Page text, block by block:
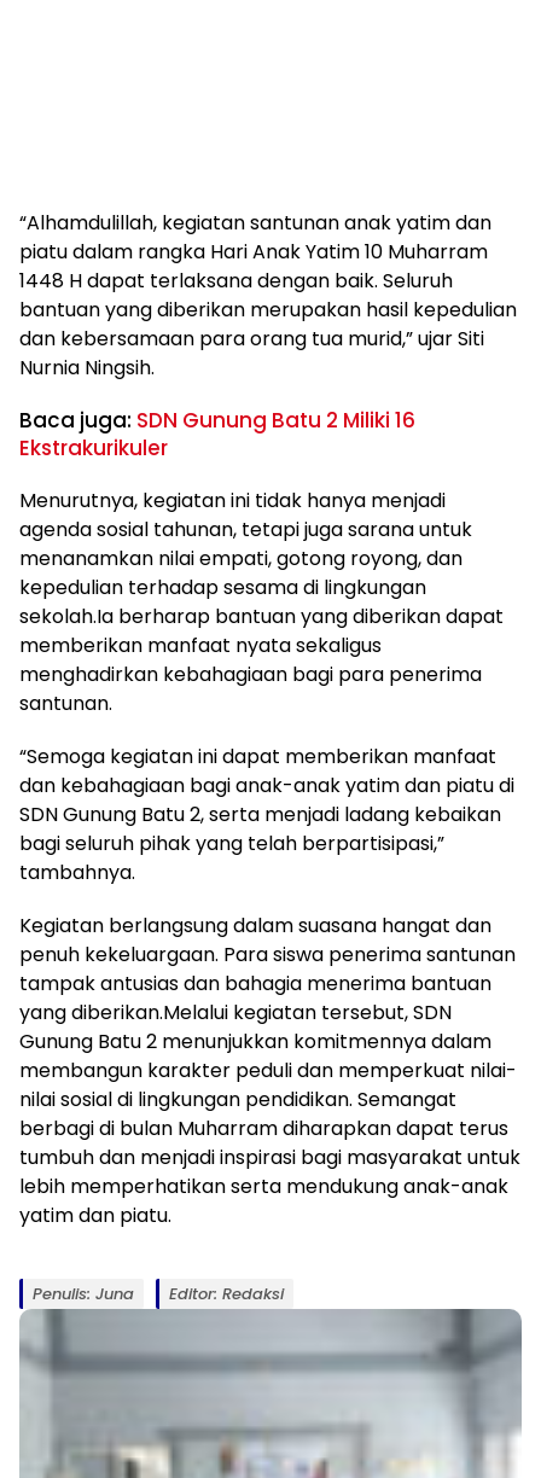
“Alhamdulillah, kegiatan santunan anak yatim dan
piatu dalam rangka Hari Anak Yatim 10 Muharram
1448 H dapat terlaksana dengan baik. Seluruh
bantuan yang diberikan merupakan hasil kepedulian
dan kebersamaan para orang tua murid,” ujar Siti
Nurnia Ningsih.
Baca juga: SDN Gunung Batu 2 Miliki 16
Ekstrakurikuler
Menurutnya, kegiatan ini tidak hanya menjadi
agenda sosial tahunan, tetapi juga sarana untuk
menanamkan nilai empati, gotong royong, dan
kepedulian terhadap sesama di lingkungan
sekolah.Ia berharap bantuan yang diberikan dapat
memberikan manfaat nyata sekaligus
menghadirkan kebahagiaan bagi para penerima
santunan.
“Semoga kegiatan ini dapat memberikan manfaat
dan kebahagiaan bagi anak-anak yatim dan piatu di
SDN Gunung Batu 2, serta menjadi ladang kebaikan
bagi seluruh pihak yang telah berpartisipasi,”
tambahnya.
Kegiatan berlangsung dalam suasana hangat dan
penuh kekeluargaan. Para siswa penerima santunan
tampak antusias dan bahagia menerima bantuan
yang diberikan.Melalui kegiatan tersebut, SDN
Gunung Batu 2 menunjukkan komitmennya dalam
membangun karakter peduli dan memperkuat nilai-
nilai sosial di lingkungan pendidikan. Semangat
berbagi di bulan Muharram diharapkan dapat terus
tumbuh dan menjadi inspirasi bagi masyarakat untuk
lebih memperhatikan serta mendukung anak-anak
yatim dan piatu.
Penulis: Juna Editor: Redaksi